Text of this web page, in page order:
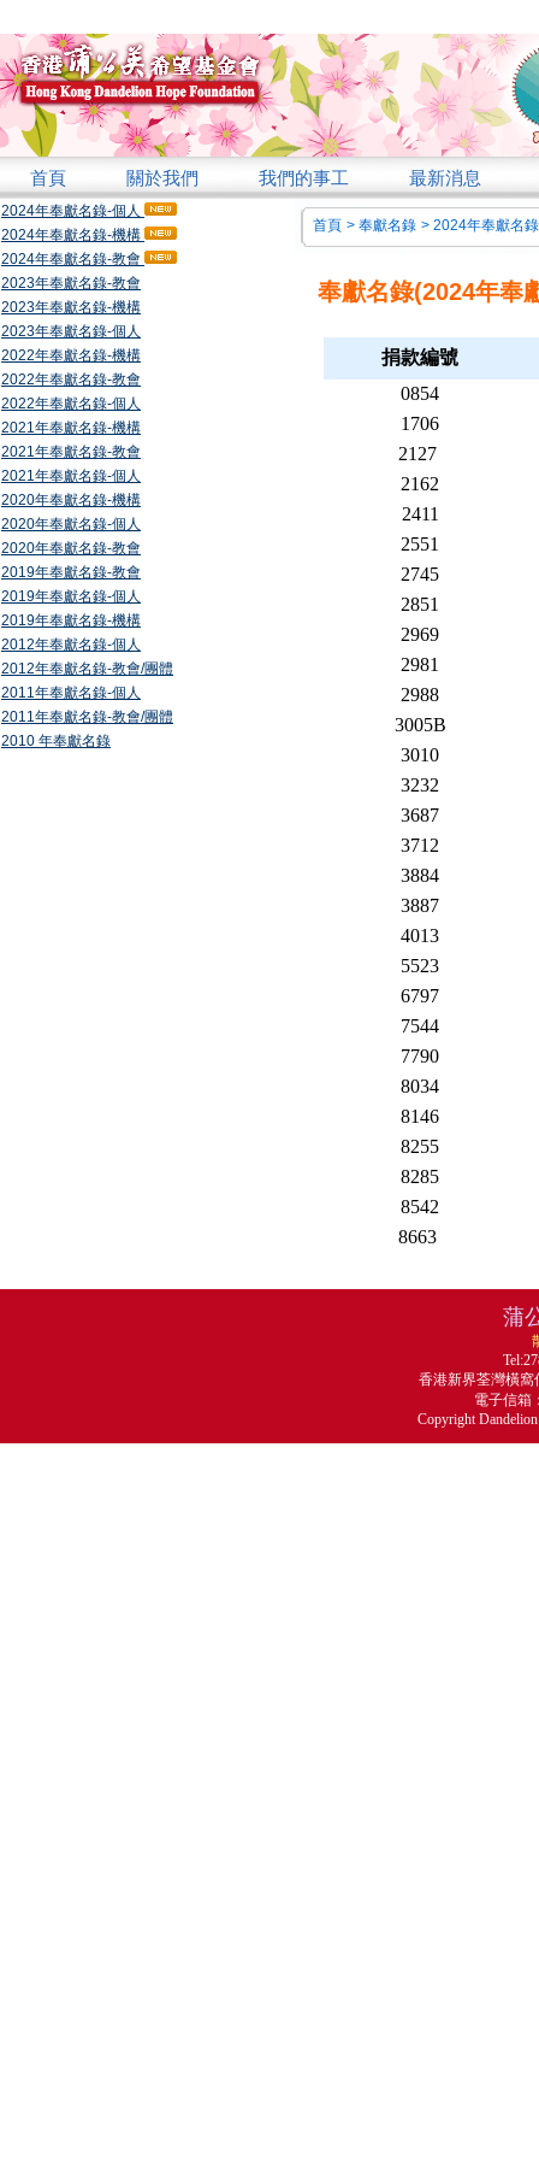
首頁 關於我們 我們的事工 最新消息
2024年奉獻名錄-個人
2024年奉獻名錄-機構
2024年奉獻名錄-教會
2023年奉獻名錄-教會
2023年奉獻名錄-機構
2023年奉獻名錄-個人
2022年奉獻名錄-機構
2022年奉獻名錄-教會
2022年奉獻名錄-個人
2021年奉獻名錄-機構
2021年奉獻名錄-教會
2021年奉獻名錄-個人
2020年奉獻名錄-機構
2020年奉獻名錄-個人
2020年奉獻名錄-教會
2019年奉獻名錄-教會
2019年奉獻名錄-個人
2019年奉獻名錄-機構
2012年奉獻名錄-個人
2012年奉獻名錄-教會/團體
2011年奉獻名錄-個人
2011年奉獻名錄-教會/團體
2010 年奉獻名錄
首頁 > 奉獻名錄 > 2024年奉獻名
奉獻名錄(2024年奉
捐款編號
0854
1706
2127
2162
2411
2551
2745
2851
2969
2981
2988
3005B
3010
3232
3687
3712
3884
3887
4013
5523
6797
7544
7790
8034
8146
8255
8285
8542
8663
蒲
香港新界荃灣橫窩
電子信箱
Copyright